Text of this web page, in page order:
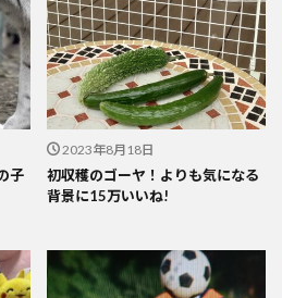
子
2023年8月18日
初収穫のゴーヤ！よりも気になる
背景に15万いいね!